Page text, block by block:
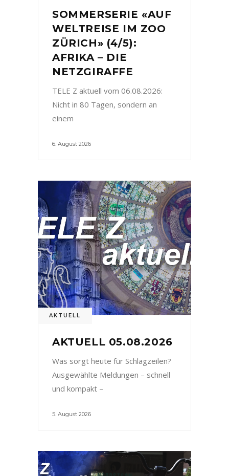
SOMMERSERIE «AUF
WELTREISE IM ZOO
ZÜRICH» (4/5):
AFRIKA – DIE
NETZGIRAFFE
TELE Z aktuell vom 06.08.2026:
Nicht in 80 Tagen, sondern an
einem
6. August 2026
AKTUELL
AKTUELL 05.08.2026
Was sorgt heute für Schlagzeilen?
Ausgewählte Meldungen – schnell
und kompakt –
5. August 2026